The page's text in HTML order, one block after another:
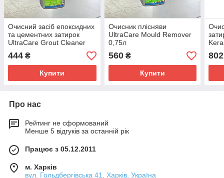
Очисний засіб епоксидних
та цементних затирок
UltraCare Grout Cleaner
0.75л
444 ₴
Купити
Очисник плісняви
UltraCare Mould Remover
0,75л
560₴
Купити
802
Про нас
Рейтинг не сформований
Менше 5 відгуків за останній рік
Працює з 05.12.2011
м. Харків
вул. Гольдбергівська 41, Харків, Україна